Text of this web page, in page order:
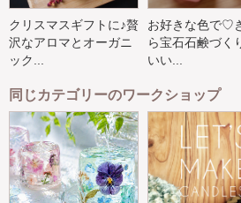
クリスマスギフトに♪贅
沢なアロマとオーガニ
ック...
お好きな色で♡
ら宝石石鹸づく
いい...
同じカテゴリーのワークショップ